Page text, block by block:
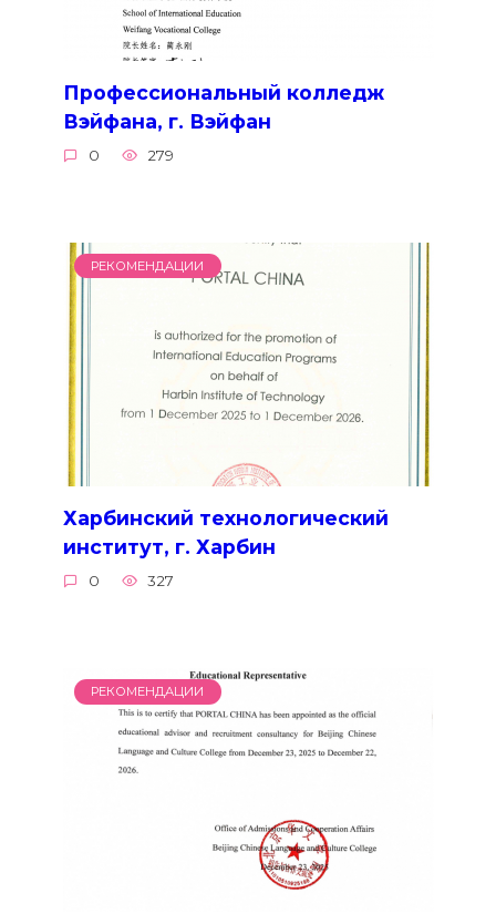
Профессиональный колледж
Вэйфана, г. Вэйфан
0 279
РЕКОМЕНДАЦИИ
Харбинский технологический
институт, г. Харбин
0 327
РЕКОМЕНДАЦИИ